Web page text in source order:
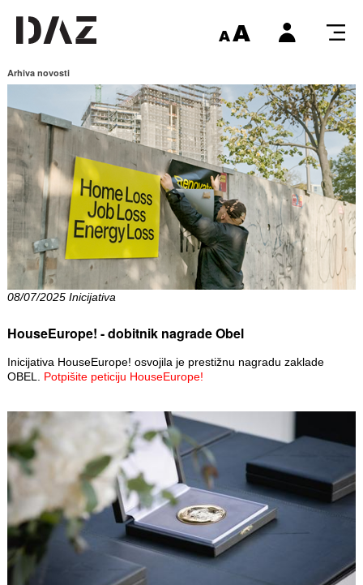
Arhiva novosti
08/07/2025 Inicijativa
HouseEurope! - dobitnik nagrade Obel
Inicijativa HouseEurope! osvojila je prestižnu nagradu zaklade
OBEL. Potpišite peticiju HouseEurope!